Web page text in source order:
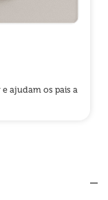
ajudam os pais a